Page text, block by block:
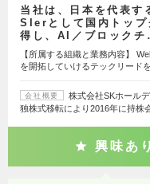
当社は、日本を代表す
SIerとして国内トップ
得し、AI／ブロック
【所属する組織と業務内容】
を開拓していけるテックリード
会社概要
株式会社SKホール
独株式移転により2016年に持株
興味あり